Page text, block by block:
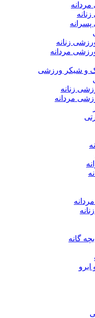
زنانه
مردانه
و شیکر ورزشی
زنانه
مردانه
گانه